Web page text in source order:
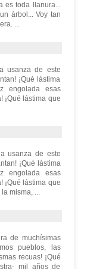
es toda llanura...
árbol... Voy tan
...
usanza de este
¡Qué lástima
engolada esas
¡Qué lástima que
usanza de este
¡Qué lástima
engolada esas
¡Qué lástima que
misma, ...
de muchísimas
pueblos, las
recuas! ¡Qué
mil años de